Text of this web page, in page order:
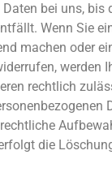
bei uns, bis
Wenn Sie
machen oder
werden
rechtlich
die